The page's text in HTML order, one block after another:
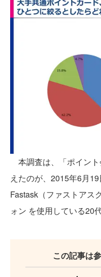
本調査は、「ポイン
えたのが、2015年6月19
Fastask（ファストアス
ォン を使用している20
この記事は